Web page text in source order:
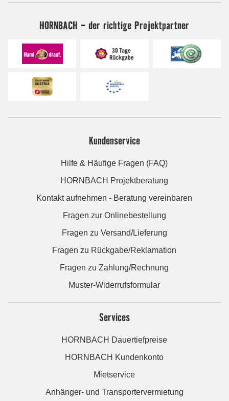
HORNBACH - der richtige Projektpartner
Kundenservice
Hilfe & Häufige Fragen (FAQ)
HORNBACH Projektberatung
Kontakt aufnehmen - Beratung vereinbaren
Fragen zur Onlinebestellung
Fragen zu Versand/Lieferung
Fragen zu Rückgabe/Reklamation
Fragen zu Zahlung/Rechnung
Muster-Widerrufsformular
Services
HORNBACH Dauertiefpreise
HORNBACH Kundenkonto
Mietservice
Anhänger- und Transportervermietung